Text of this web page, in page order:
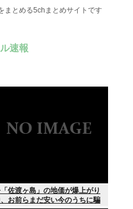
まとめる5chまとめサイトです
速報
佐渡ヶ島」の地価が爆上がり
お前らまだ安い今のうちに騙